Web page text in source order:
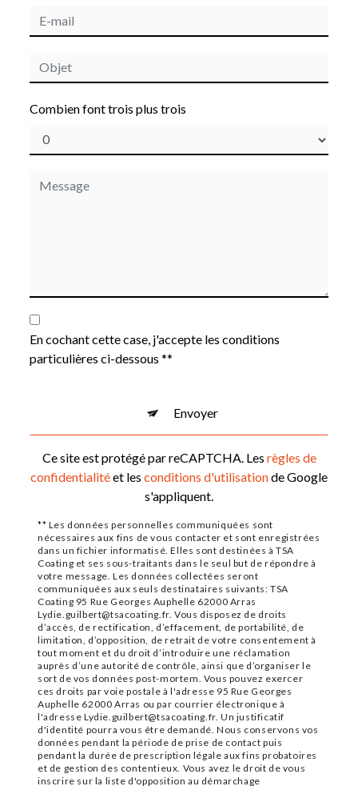
Combien font trois plus trois
En cochant cette case, j'accepte les conditions
particulières ci-dessous **
Envoyer
Ce site est protégé par reCAPTCHA. Les règles de
confidentialitéet les conditions d'utilisationde Google
s'appliquent.
** Les données personnelles communiquées sont
nécessaires aux fins de vous contacter et sont enregistrées
dans un fichier informatisé. Elles sont destinées à TSA
Coating et ses sous-traitants dans le seul but de répondre à
votre message. Les données collectées seront
communiquées aux seuls destinataires suivants: TSA
Coating 95 Rue Georges Auphelle 62000 Arras
Lydie.guilbert@tsacoating.fr. Vous disposez de droits
d’accès, de rectification, d’effacement, de portabilité, de
limitation, d’opposition, de retrait de votre consentement à
tout moment et du droit d’introduire une réclamation
auprès d’une autorité de contrôle, ainsi que d’organiser le
sort de vos données post-mortem. Vous pouvez exercer
ces droits par voie postale à l'adresse 95 Rue Georges
Auphelle 62000 Arras ou par courrier électronique à
l'adresse Lydie.guilbert@tsacoating.fr. Un justificatif
d'identité pourra vous être demandé. Nous conservons vos
données pendant la période de prise de contact puis
pendant la durée de prescription légale aux fins probatoires
et de gestion des contentieux. Vous avez le droit de vous
inscrire sur la liste d'opposition au démarchage